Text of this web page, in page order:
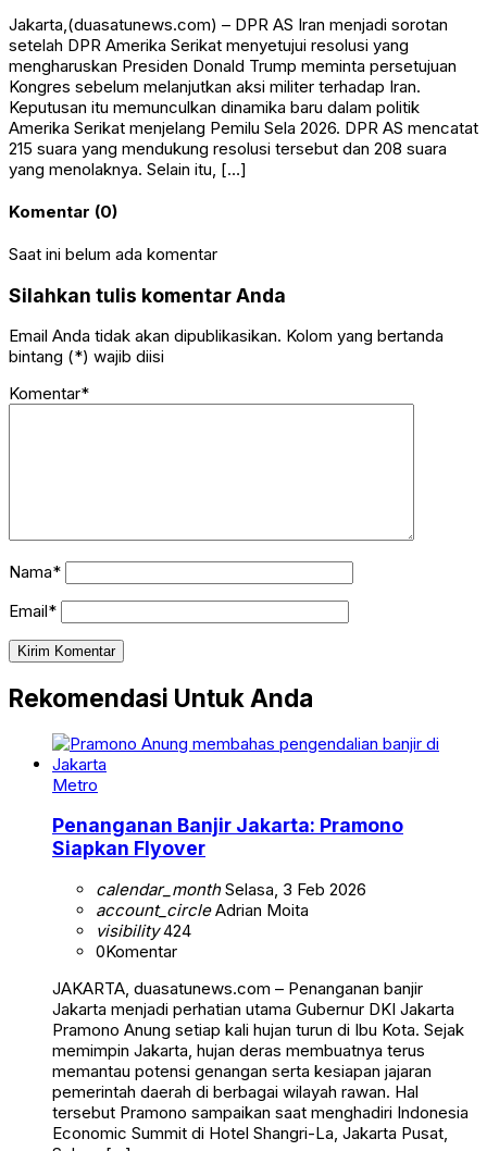
Jakarta,(duasatunews.com) – DPR AS Iran menjadi sorotan
setelah DPR Amerika Serikat menyetujui resolusi yang
mengharuskan Presiden Donald Trump meminta persetujuan
Kongres sebelum melanjutkan aksi militer terhadap Iran.
Keputusan itu memunculkan dinamika baru dalam politik
Amerika Serikat menjelang Pemilu Sela 2026. DPR AS mencatat
215 suara yang mendukung resolusi tersebut dan 208 suara
yang menolaknya. Selain itu, […]
Komentar (0)
Saat ini belum ada komentar
Silahkan tulis komentar Anda
Email Anda tidak akan dipublikasikan. Kolom yang bertanda
bintang (*) wajib diisi
Komentar*
Nama*
Email*
Rekomendasi Untuk Anda
Metro
Penanganan Banjir Jakarta: Pramono
Siapkan Flyover
calendar_monthSelasa, 3 Feb 2026
account_circleAdrian Moita
visibility424
0Komentar
JAKARTA, duasatunews.com – Penanganan banjir
Jakarta menjadi perhatian utama Gubernur DKI Jakarta
Pramono Anung setiap kali hujan turun di Ibu Kota. Sejak
memimpin Jakarta, hujan deras membuatnya terus
memantau potensi genangan serta kesiapan jajaran
pemerintah daerah di berbagai wilayah rawan. Hal
tersebut Pramono sampaikan saat menghadiri Indonesia
Economic Summit di Hotel Shangri-La, Jakarta Pusat,